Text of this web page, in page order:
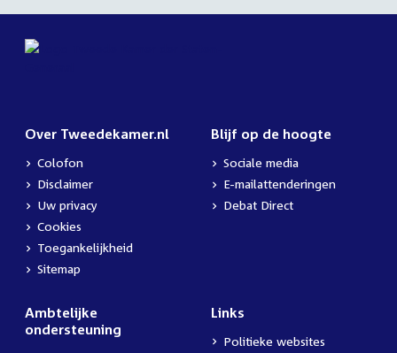
Over Tweedekamer.nl
Colofon
Disclaimer
Uw privacy
Cookies
Toegankelijkheid
Sitemap
Blijf op de hoogte
Sociale media
E-mailattenderingen
Debat Direct
Ambtelijke
ondersteuning
Links
Politieke websites